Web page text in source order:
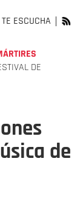
ESCUCHA
DE
de